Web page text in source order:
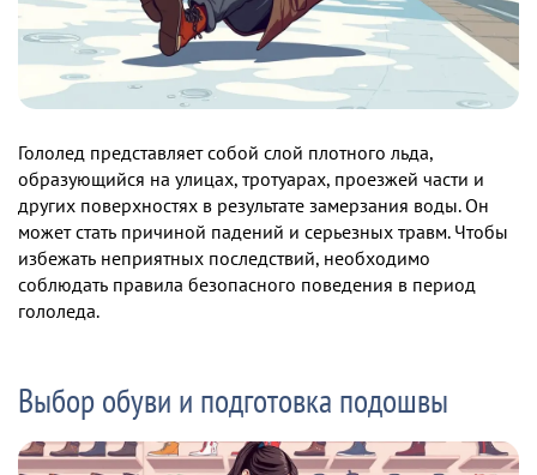
Гололед представляет собой слой плотного льда,
образующийся на улицах, тротуарах, проезжей части и
других поверхностях в результате замерзания воды. Он
может стать причиной падений и серьезных травм. Чтобы
избежать неприятных последствий, необходимо
соблюдать правила безопасного поведения в период
гололеда.
Выбор обуви и подготовка подошвы